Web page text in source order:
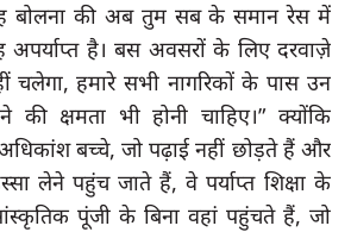
बोलना की अब तुम सब के समान रेस में
अपर्याप्त है। बस अवसरों के लिए दरवाज़े
चलेगा, हमारे सभी नागरिकों के पास उन
की क्षमता भी होनी चाहिए।” क्योंकि
बच्चे, जो पढ़ाई नहीं छोड़ते हैं और
लेने पहुंच जाते हैं, वे पर्याप्त शिक्षा के
पूंजी के बिना वहां पहुंचते हैं, जो